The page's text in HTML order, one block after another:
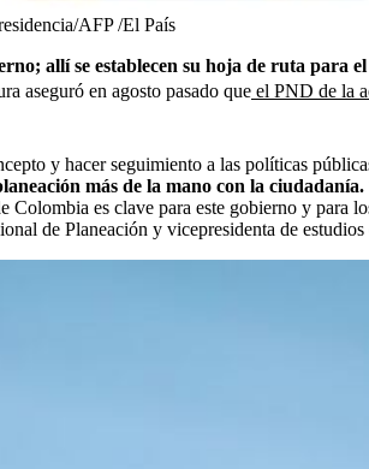
AFP /El País
allí se establecen su hoja de ruta para
aseguró en agosto pasado que el PND de la
y hacer seguimiento a las políticas
más de la mano con la ciudadanía.
es clave para este gobierno y
de Planeación y vicepresidenta de